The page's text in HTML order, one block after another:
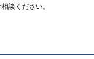
談ください。